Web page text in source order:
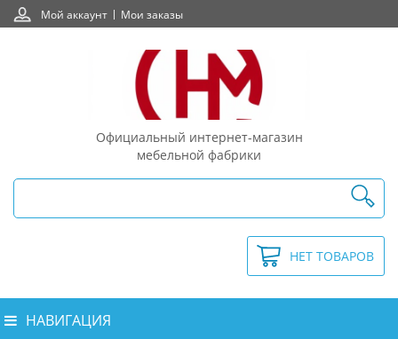
Мой аккаунт Мои заказы
Официальный интернет-магазин
мебельной фабрики
НЕТ ТОВАРОВ
НАВИГАЦИЯ